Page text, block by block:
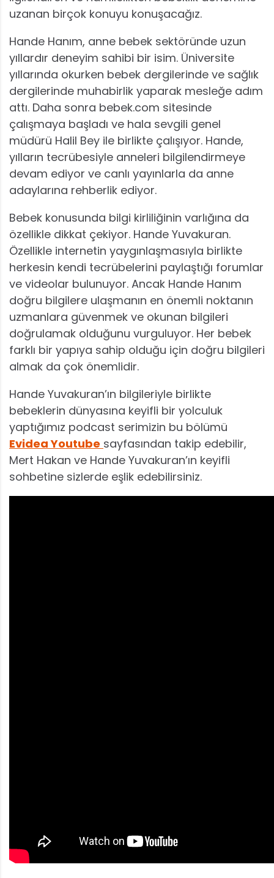
uzanan birçok konuyu konuşacağız.
Hande Hanım, anne bebek sektöründe uzun
yıllardır deneyim sahibi bir isim. Üniversite
yıllarında okurken bebek dergilerinde ve sağlık
dergilerinde muhabirlik yaparak mesleğe adım
attı. Daha sonra bebek.com sitesinde
çalışmaya başladı ve hala sevgili genel
müdürü Halil Bey ile birlikte çalışıyor. Hande,
yılların tecrübesiyle anneleri bilgilendirmeye
devam ediyor ve canlı yayınlarla da anne
adaylarına rehberlik ediyor.
Bebek konusunda bilgi kirliliğinin varlığına da
özellikle dikkat çekiyor. Hande Yuvakuran.
Özellikle internetin yaygınlaşmasıyla birlikte
herkesin kendi tecrübelerini paylaştığı forumlar
ve videolar bulunuyor. Ancak Hande Hanım
doğru bilgilere ulaşmanın en önemli noktanın
uzmanlara güvenmek ve okunan bilgileri
doğrulamak olduğunu vurguluyor. Her bebek
farklı bir yapıya sahip olduğu için doğru bilgileri
almak da çok önemlidir.
Hande Yuvakuran’ın bilgileriyle birlikte
bebeklerin dünyasına keyifli bir yolculuk
yaptığımız podcast serimizin bu bölümü
Evidea Youtube sayfasından takip edebilir,
Mert Hakan ve Hande Yuvakuran’ın keyifli
sohbetine sizlerde eşlik edebilirsiniz.